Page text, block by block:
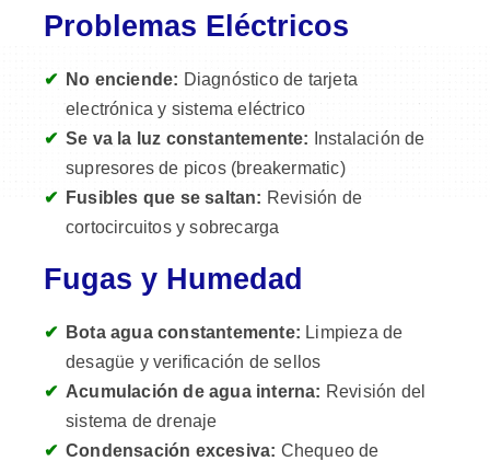
Problemas Eléctricos
No enciende: Diagnóstico de tarjeta
electrónica y sistema eléctrico
Se va la luz constantemente: Instalación de
supresores de picos (breakermatic)
Fusibles que se saltan: Revisión de
cortocircuitos y sobrecarga
Fugas y Humedad
Bota agua constantemente: Limpieza de
desagüe y verificación de sellos
Acumulación de agua interna: Revisión del
sistema de drenaje
Condensación excesiva: Chequeo de